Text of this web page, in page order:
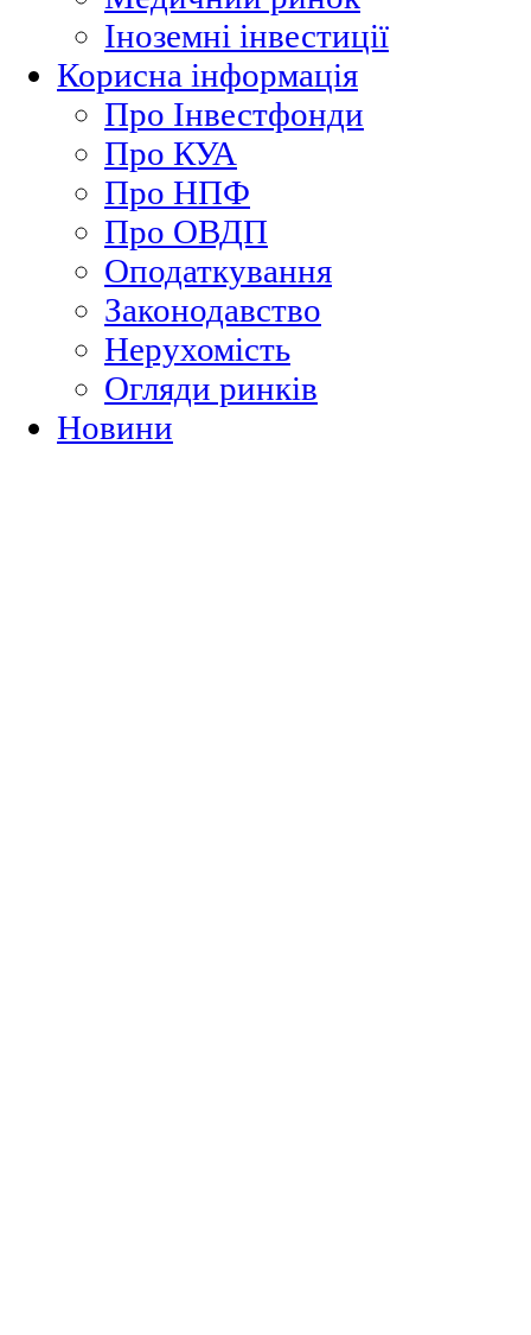
Іноземні інвестиції
Корисна інформація
Про Інвестфонди
Про КУА
Про НПФ
Про ОВДП
Оподаткування
Законодавство
Нерухомість
Огляди ринків
Новини